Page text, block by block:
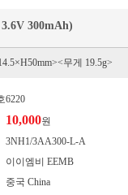
300mAh)
무게 19.5g>
6220
10,000원
3NH1/3AA300-L-A
이이엠비 EEMB
중국 China